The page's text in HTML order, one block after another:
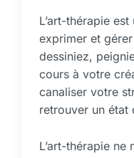
L’art-thérapie
exprimer et
dessiniez,
cours à votre
canaliser votre
retrouver un état
L’art-thérapie ne